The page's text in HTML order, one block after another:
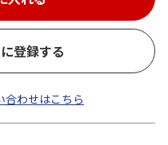
登録する
合わせはこちら